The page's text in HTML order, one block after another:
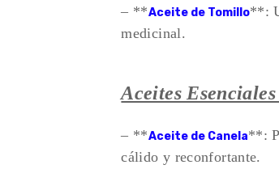
– **Aceite de Tomillo**:
medicinal.
Aceites
– **Aceite de Canela**:
cálido y reconfortante.